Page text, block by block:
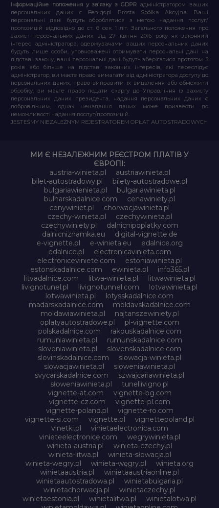
Інформаційне положення у зв’язку з GDPR адміністратором ваших
персональних даних є Feniqs.pl Prosta Spółka Akcyjna. Ваші
персональні дані будуть оброблятися з метою надання послуг/
пропозицій відповідно до ст. 6 сек. 1 літ. Загального положення про
захист персональних даних від 27 квітня 2016 року як законний
інтерес адміністратора, одержувачами ваших персональних даних
будуть лише особи, уповноважені отримувати персональні дані на
підставі закону, ваші персональні дані будуть зберігатися протягом 5
років або більше на підставі законних інтересів, які переслідує
адміністратор, ви маєте право вимагати від адміністратора доступу до
персональних даних, право виправити їх видалення або обмежити
обробку, ви маєте право подати скаргу до Управління із захисту
персональних даних президента, надання персональних даних є
добровільним, однак ненадання даних може призвести до
неможливості надання послуг/пропозицій.
JESTEŚMY NIEZALEŻNYM REJESTRATOREM OPŁAT AUTOSTRADOWYCH
МИ Є НЕЗАЛЕЖНИМ РЕЄСТРОМ ПЛАТІВ У
ЄВРОПІ:
austria-winieta.pl
austriawinieta.pl
bilet-autostradowy.pl
bilety-autostradowe.pl
bulgariawienieta.pl
bulgariawinieta.pl
bulharskadalnice.com
cenawiniety.pl
cenywiniet.pl
chorwacjawinieta.pl
czechy-winieta.pl
czechywinieta.pl
czechywiniety.pl
dalnicnipoplatky.com
dalnicniznamka.eu
digital-vignette.de
e-vignette.pl
e-winieta.eu
edalnice.org
edalnice.pl
electronicavinieta.com
electroniceviniete.com
estoniawinieta.pl
estonskadalnice.com
ewinieta.pl
info365.pl
litvadalnice.com
litwa-winieta.pl
litwawinieta.pl
livignotunel.pl
livignotunnel.com
lotvawinieta.pl
lotwawinieta.pl
lotysskadalnice.com
madarskadalnice.com
moldavskadalnice.com
moldawiawinieta.pl
najtanszewiniety.pl
oplatyautostradowe.pl
pl-vignette.com
polskadalnice.com
rakouskadalnice.com
rumuniawinieta.pl
rumunskadalnice.com
sloveniawinieta.pl
slovenskadalnice.com
slovinskadalnice.com
slowacja-winieta.pl
slowacjawinieta.pl
sloweniawinieta.pl
svycarskadalnice.com
szwajcariawinieta.pl
słoweniawinieta.pl
tunellivigno.pl
vignette-at.com
vignette-bg.com
vignette-cz.com
vignette-pl.com
vignette-poland.pl
vignette-ro.com
vignette-si.com
vignette.pl
vignettepoland.pl
vinetki.pl
vinietaelectronica.com
vinieteelectronice.com
wegrywinieta.pl
winieta-austria.pl
winieta-czechy.pl
winieta-litwa.pl
winieta-słowacja.pl
winieta-wegry.pl
winieta-węgry.pl
winieta.org
winietaaustria.pl
winietaaustriaonline.pl
winietaautostradowa.pl
winietabulgaria.pl
winietachorwacja.pl
winietaczechy.pl
winietaestonia.pl
winietalitwa.pl
winietalotwa.pl